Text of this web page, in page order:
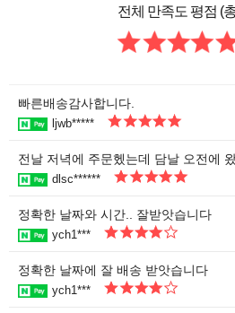
전체 만족도 평점 (
빠른배송감사합니다.
ljwb*****
전날 저녁에 주문헸는데 담날 오전에
dlsc******
정확한 날짜와 시간.. 잘받앗습니다
ych1***
정확한 날짜에 잘 배송 받앗습니다
ych1***